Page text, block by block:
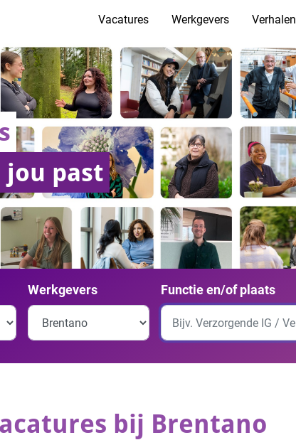
Vacatures Werkgevers Verhalen
jou past
Werkgevers Functie en/of plaats
bij Brentano